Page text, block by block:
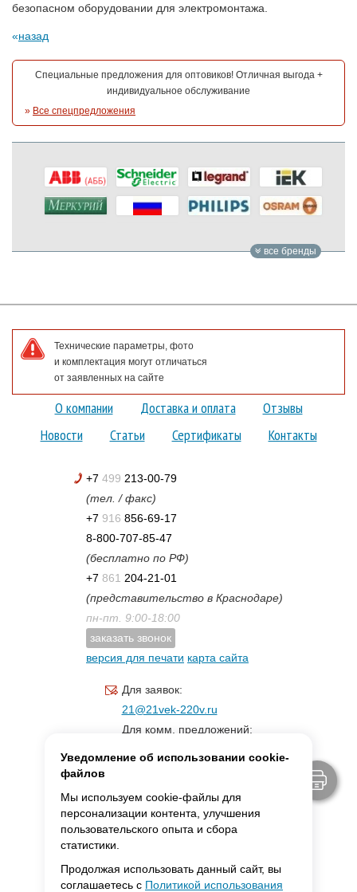
безопасном оборудовании для электромонтажа.
назад
Специальные предложения для оптовиков! Отличная выгода +
индивидуальное обслуживание
» Все спецпредложения
все бренды
Технические параметры, фото
и комплектация могут отличаться
от заявленных на сайте
О компании Доставка и оплата
Отзывы
Новости
Статьи Сертификаты Контакты
+7 499 213-00-79
(тел. / факс)
+7 916 856-69-17
8-800-707-85-47
(бесплатно по РФ)
+7 861 204-21-01
(представительство в Краснодаре)
пн-пт. 9:00-18:00
заказать звонок
версия для печати карта сайта
Для заявок:
21@21vek-220v.ru
Для комм. предложений:
Уведомление об использовании cookie-
файлов
Мы используем cookie-файлы для
персонализации контента, улучшения
пользовательского опыта и сбора
статистики.
Продолжая использовать данный сайт, вы
соглашаетесь с Политикой использования